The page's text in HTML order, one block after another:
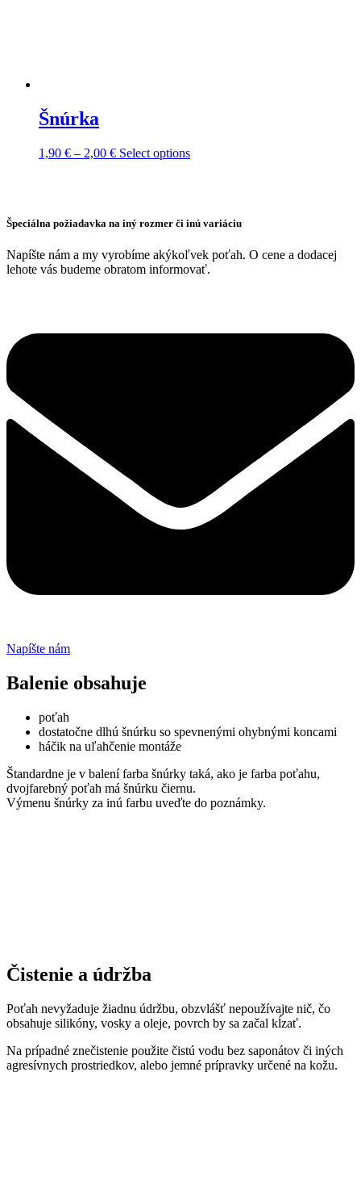
Šnúrka
1,90 € – 2,00 €Price
Select optionsThis
The
may
be
Špeciálna požiadavka na iný rozmer či inú variáciu
Napíšte nám a my vyrobíme akýkoľvek poťah. O cene a dodacej
lehote vás budeme obratom informovať.
Napíšte nám
Balenie obsahuje
poťah
dostatočne dlhú šnúrku so spevnenými ohybnými koncami
háčik na uľahčenie montáže
Štandardne je v balení farba šnúrky taká, ako je farba poťahu,
dvojfarebný poťah má šnúrku čiernu.
Výmenu šnúrky za inú farbu uveďte do poznámky.
Čistenie a údržba
Poťah nevyžaduje žiadnu údržbu, obzvlášť nepoužívajte nič, čo
obsahuje silikóny, vosky a oleje, povrch by sa začal kĺzať.
Na prípadné znečistenie použite čistú vodu bez saponátov či iných
agresívnych prostriedkov, alebo jemné prípravky určené na kožu.